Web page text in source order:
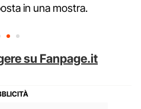
in una mostra.
su Fanpage.it